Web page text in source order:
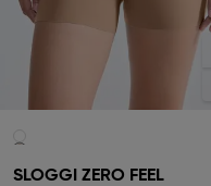
SLOGGI ZERO FEEL